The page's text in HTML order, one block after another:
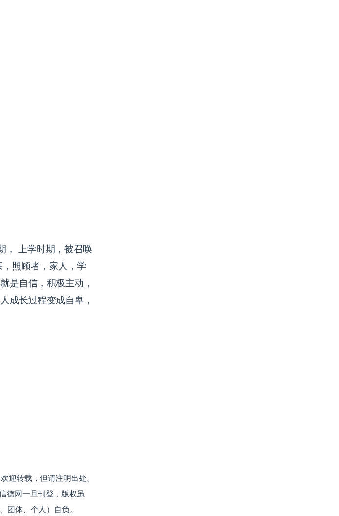
上学时期，被召唤
照顾者，家人，学
是自信，积极主动，
成长过程变成自卑，
迎转载，但请注明出处。
德网一旦刊登，版权虽
团体、个人）自负。